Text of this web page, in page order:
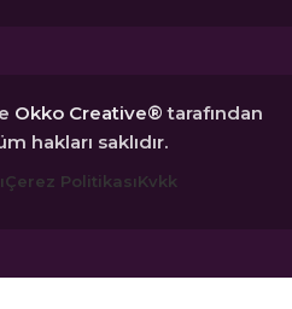
Okko Creative® tarafından
hakları saklıdır.
Çerez PolitikasıKvkk